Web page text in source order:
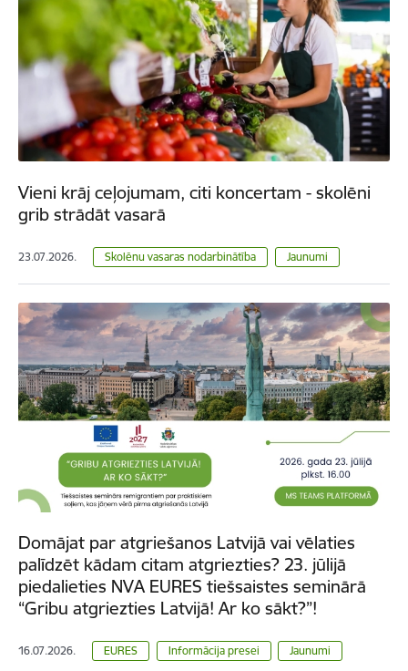
Vieni krāj ceļojumam, citi koncertam - skolēni
grib strādāt vasarā
23.07.2026. Skolēnu vasaras nodarbinātība Jaunumi
Domājat par atgriešanos Latvijā vai vēlaties
palīdzēt kādam citam atgriezties? 23. jūlijā
piedalieties NVA EURES tiešsaistes seminārā
“Gribu atgriezties Latvijā! Ar ko sākt?”!
16.07.2026. EURES Informācija presei Jaunumi